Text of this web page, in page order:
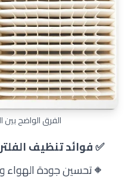
الفرق الواضح بين
✅ فوائد تنظيف
🔸تحسين جودة الهواء